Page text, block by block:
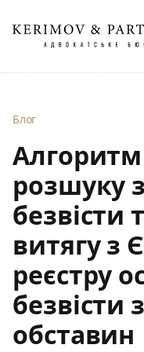
Блог
Алгоритм
розшуку
безвісти
витягу з
реєстру
безвісти
обставин